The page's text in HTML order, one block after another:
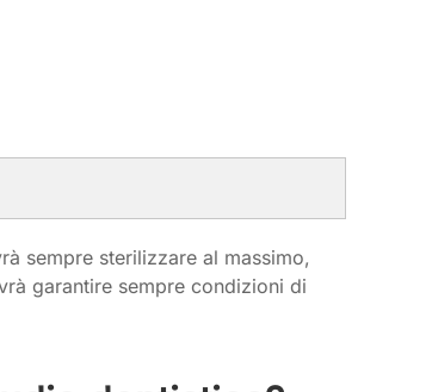
sempre sterilizzare al massimo,
garantire sempre condizioni di